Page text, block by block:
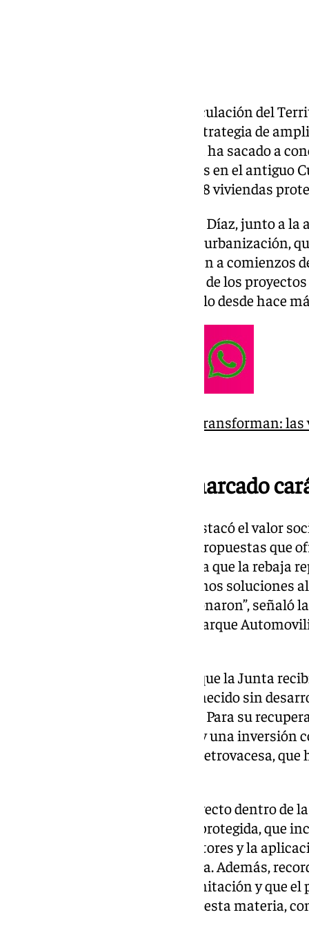
La Consejería de Fomento, Articulación del
marcha un nuevo paso en su estrategia de
vivienda en Andalucía. La Junta ha sacado a
titularidad autonómica situadas en el antiguo
promover la construcción de 328 viviendas
La consejera de Fomento, Rocío Díaz, junto a
Carazo, ha visitado las obras de urbanización,
ejecución y se prevé que finalicen a comienzos
Gobierno andaluz recupera uno de los
la ciudad, pendiente de desarrollo desde hace
Los barrios de Granada se transforman:
Una actuación con marcado
Durante la visita, Rocío Díaz destacó el valor
que la licitación priorizará las propuestas que
precio final de las viviendas para que la rebaja
familias beneficiarias. “Aportamos soluciones
con proyectos que otros abandonaron”, señaló
las 69 viviendas protegidas de Parque
Los terrenos de Mondragones, que la Junta
deuda histórica, habían permanecido sin
una barrera física entre barrios. Para su
completo trabajo arqueológico y una inversión
entre la Junta y la promotora Metrovacesa,
La consejera enmarcó este proyecto dentro de
ampliar el acceso a la vivienda protegida, que
suelo público, el apoyo a promotores y la
Urgentes en materia de Vivienda. Además,
Andalucía se encuentra en tramitación y que
será “el mayor de la historia” en esta materia,